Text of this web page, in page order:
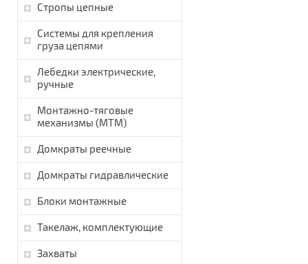
Стропы цепные
Системы для крепления
груза цепями
Лебедки электрические,
ручные
Монтажно-тяговые
механизмы (МТМ)
Домкраты реечные
Домкраты гидравлические
Блоки монтажные
Такелаж, комплектующие
Захваты